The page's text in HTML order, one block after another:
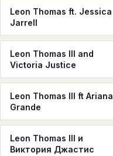
Leon Thomas ft. Jessica
Jarrell
Leon Thomas III and
Victoria Justice
Leon Thomas III ft Ariana
Grande
Leon Thomas III и
Виктория Джастис